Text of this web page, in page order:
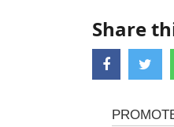
Share